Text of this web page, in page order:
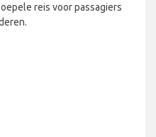
reis voor passagiers